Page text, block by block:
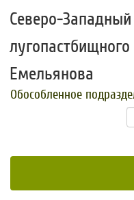
Северо-
Емельянова
Обособленное